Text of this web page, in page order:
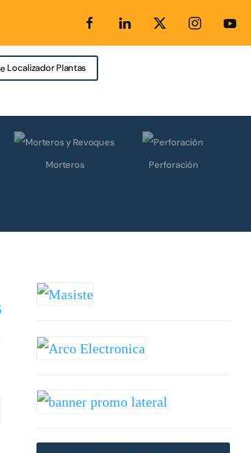
Localizador Plantas
Morteros Perforación